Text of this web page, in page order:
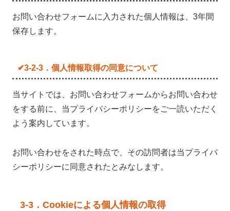
お問い合わせフォームに入力された個人情報は、3年間
保存します。
✔3-2-3．個人情報取得の同意について
当サイトでは、お問い合わせフォームからお問い合わせ
をする前に、当プライバシーポリシーをご一読いただく
よう案内しています。
お問い合わせをされた時点で、その訪問者は当プライバ
シーポリシーに同意されたとみなします。
3-3．Cookieによる個人情報の取得